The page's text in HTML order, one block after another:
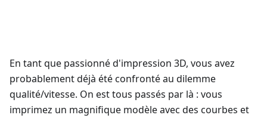
En tant que passionné d'impression 3D, vous avez
probablement déjà été confronté au dilemme
qualité/vitesse. On est tous passés par là : vous
imprimez un magnifique modèle avec des courbes et